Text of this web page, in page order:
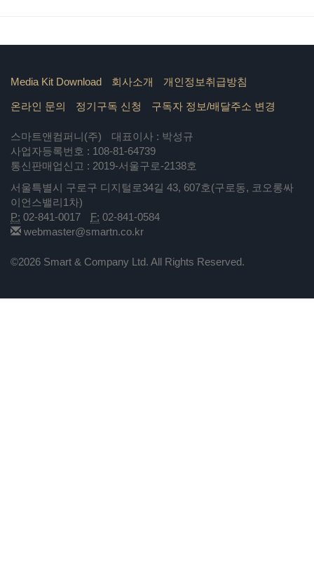
Media Kit Download 회사소개 개인정보취급방침
온라인 문의 정기구독 신청 구독자 정보/배달주소 변경
스마트앤컴퍼니(주)
대표이사 : 박성규
사업자등록번호 : 108-81-64739
통신판매업신고 : 2019-서울구로-2138호
서울특별시 구로구 디지털로34길 43, 607호(구로동, 코오롱싸
이언스밸리1차)
P: 02-841-0017 F: 02-841-0584
webmaster@smartn.co.kr
©2026 Smart & Company Ltd. All Rights Reserved.